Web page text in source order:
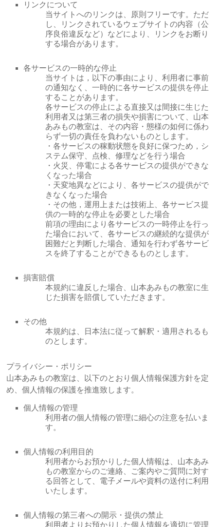
リンクについて
当サイトへのリンクは、原則フリーです。ただ
し、リンクされているウェブサイトの内容（公
序良俗違反など）などにより、リンクをお断り
する場合があります。
各サービスの一時的な停止
当サイトは，以下の事由により、利用者に事前
の通知なく、一時的に各サービスの提供を停止
することがあります。
各サービスの停止による直接又は間接に生じた
利用者又は第三者の損失や損害について、山本
あみもの教室は、その内容・態様の如何に係わ
らず一切の責任を負わないものとします。
・各サービスの稼動状態を良好に保つため，シ
ステム保守、点検、修理などを行う場合
・火災、停電による各サービスの提供ができな
くなった場合
・天変地異などにより、各サービスの提供がで
きなくなった場合
・その他，運用上または技術上、各サービス提
供の一時的な停止を必要とした場合
前項の理由により各サービスの一時停止を行っ
た場合において、各サービスの継続的な提供が
困難だと判断した場合、通知を行わず各サービ
スを終了することができるものとします。
損害賠償
本規約に違反した場合、山本あみもの教室に生
じた損害を賠償していただきます。
その他
本規約は、日本法に従って解釈・適用されるも
のとします。
プライバシー・ポリシー
山本あみもの教室は、以下のとおり個人情報保護方針を定
め、個人情報の保護を推進致します。
個人情報の管理
利用者の個人情報の管理に細心の注意を払いま
す。
個人情報の利用目的
利用者からお預かりした個人情報は、山本あみ
もの教室からのご連絡、ご案内やご質問に対す
る回答として、電子メールや資料の送付に利用
いたします。
個人情報の第三者への開示・提供の禁止
利用者よりお預かりした個人情報を適切に管理